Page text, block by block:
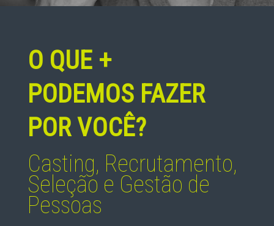
O QUE +
PODEMOS FAZER
POR VOCÊ?
Casting, Recrutamento,
Seleção e Gestão de
Pessoas